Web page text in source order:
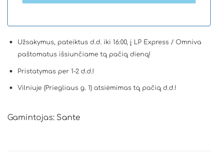
Užsakymus, pateiktus d.d. iki 16:00, į LP Express / Omniva
paštomatus išsiunčiame tą pačią dieną!
Pristatymas per 1-2 d.d.!
Vilniuje (Priegliaus g. 1) atsiėmimas tą pačią d.d.!
Gamintojas: Sante